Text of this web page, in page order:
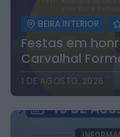
BEIRA INTERIOR
Festas em
Carvalhal
1 DE AGOSTO, 2026